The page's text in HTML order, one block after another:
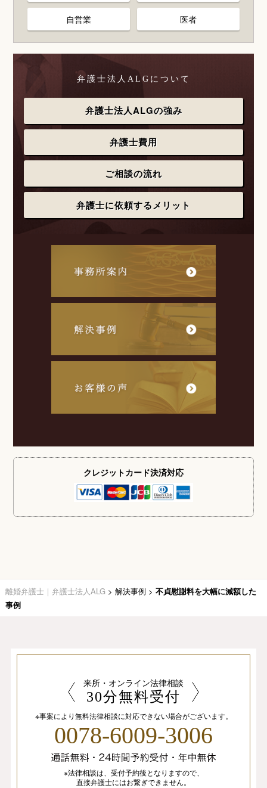
自営業 医者
弁護士法人ALGについて
弁護士法人ALGの強み
弁護士費用
ご相談の流れ
弁護士に依頼するメリット
クレジットカード決済対応
離婚弁護士｜弁護士法人ALG > 解決事例 > 不貞慰謝料を大幅に減額した
事例
来所・オンライン法律相談
30分無料受付
※事案により無料法律相談に対応できない場合がございます。
0078-6009-3006
※法律相談は、 受付予約後となりますので、
直接弁護士にはお繋ぎできません。